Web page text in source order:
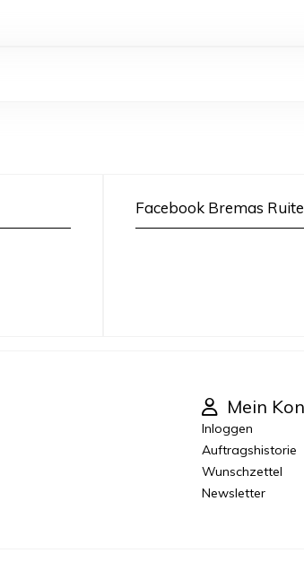
Facebook Bremas
Mein
Inloggen
Auftragshistorie
Wunschzettel
Newsletter